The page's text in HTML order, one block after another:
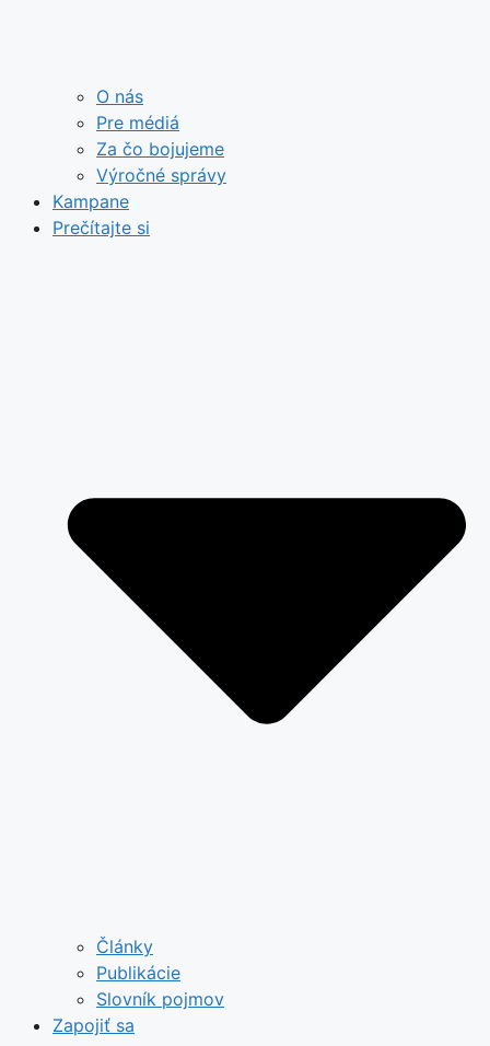
O nás
Pre médiá
Za čo bojujeme
Výročné správy
Kampane
Prečítajte si
Články
Publikácie
Slovník pojmov
Zapojiť sa